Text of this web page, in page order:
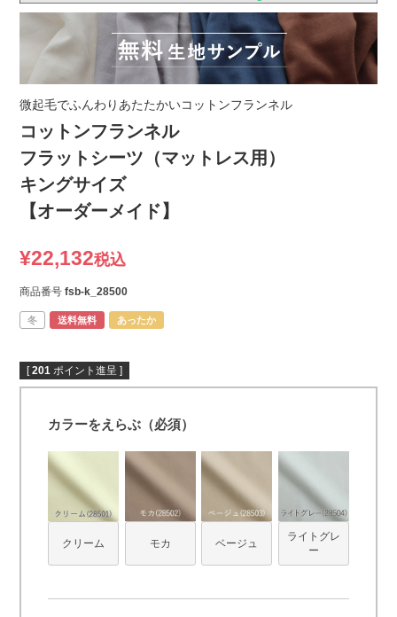
微起毛でふんわりあたたかいコットンフランネル
コットンフランネル
フラットシーツ（マットレス用）
キングサイズ
【オーダーメイド】
¥22,132税込
商品番号 fsb-k_28500
冬 送料無料 あったか
[ 201 ポイント進呈 ]
カラーをえらぶ（必須）
クリーム モカ ベージュ
ライトグレ
ー